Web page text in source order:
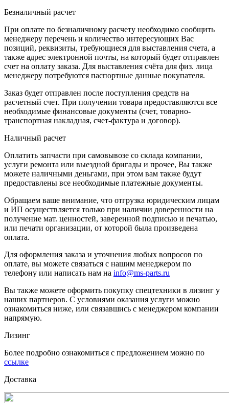
Безналичный расчет
При оплате по безналичному расчету необходимо сообщить
менеджеру перечень и количество интересующих Вас
позиций, реквизиты, требующиеся для выставления счета, а
также адрес электронной почты, на который будет отправлен
счет на оплату заказа. Для выставления счёта для физ. лица
менеджеру потребуются паспортные данные покупателя.
Заказ будет отправлен после поступления средств на
расчетный счет. При получении товара предоставляются все
необходимые финансовые документы (счет, товарно-
транспортная накладная, счет-фактура и договор).
Наличный расчет
Оплатить запчасти при самовывозе со склада компании,
услуги ремонта или выездной бригады и прочее, Вы также
можете наличными деньгами, при этом вам также будут
предоставлены все необходимые платежные документы.
Обращаем ваше внимание, что отгрузка юридическим лицам
и ИП осуществляется только при наличии доверенности на
получение мат. ценностей, заверенной подписью и печатью,
или печати организации, от которой была произведена
оплата.
Для оформления заказа и уточнения любых вопросов по
оплате, вы можете связаться с нашим менеджером по
телефону или написать нам на info@ms-parts.ru
Вы также можете оформить покупку спецтехники в лизинг у
наших партнеров. С условиями оказания услуги можно
ознакомиться ниже, или связавшись с менеджером компании
напрямую.
Лизинг
Более подробно ознакомиться с предложением можно по
ссылке
Доставка